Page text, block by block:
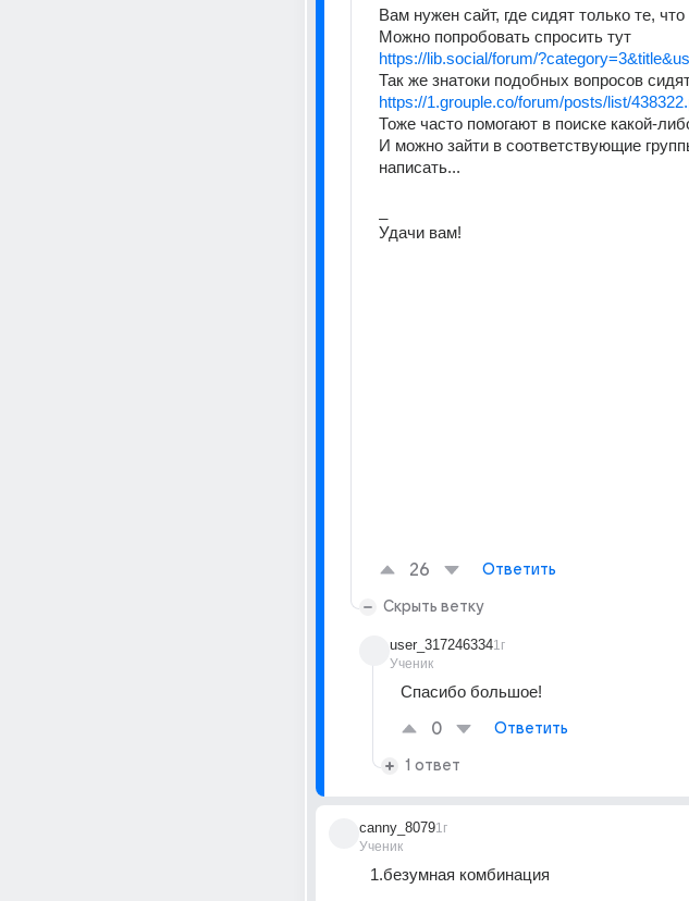
Вам нужен сайт, где сидят
Можно попробовать спросить
https://lib.social/forum/
Так же знатоки подобных
https://1.grouple.co/forum/posts/list/
Тоже часто помогают в
И можно зайти в соответствующие
написать...
Удачи вам!
26 Ответить
Скрыть ветку
user_317246334
Ученик
1г
Спасибо большое!
0 Ответить
1 ответ
canny_8079
Ученик
1г
1.безумная комбинация